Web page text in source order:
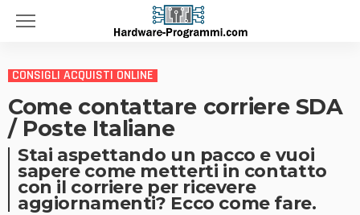
CONSIGLI ACQUISTI ONLINE
Come contattare corriere SDA
/ Poste Italiane
Stai aspettando un pacco e vuoi
sapere come metterti in contatto
con il corriere per ricevere
aggiornamenti? Ecco come fare.